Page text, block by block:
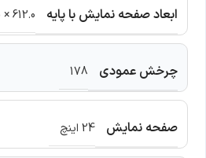
ابعاد صفحه نمایش با پایه 612.0 × 162.0 × 390.0 میلی متر
چرخش عمودی 178
صفحه نمایش 24 اینچ